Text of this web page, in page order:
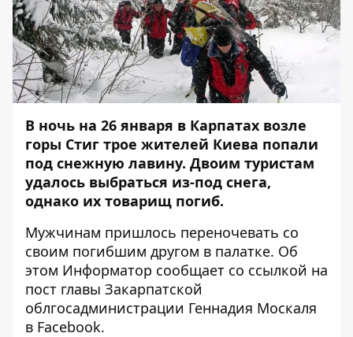
В ночь на 26 января в Карпатах возле
горы Стиг трое жителей Киева попали
под снежную лавину. Двоим туристам
удалось выбраться из-под снега,
однако их товарищ погиб.
Мужчинам пришлось переночевать со
своим погибшим другом в палатке. Об
этом Информатор сообщает со ссылкой на
пост главы Закарпатской
облгосадминистрации Геннадия Москаля
в Facebook.